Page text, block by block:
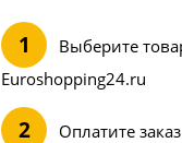
Выберите
Euroshopping24.ru
Оплатите